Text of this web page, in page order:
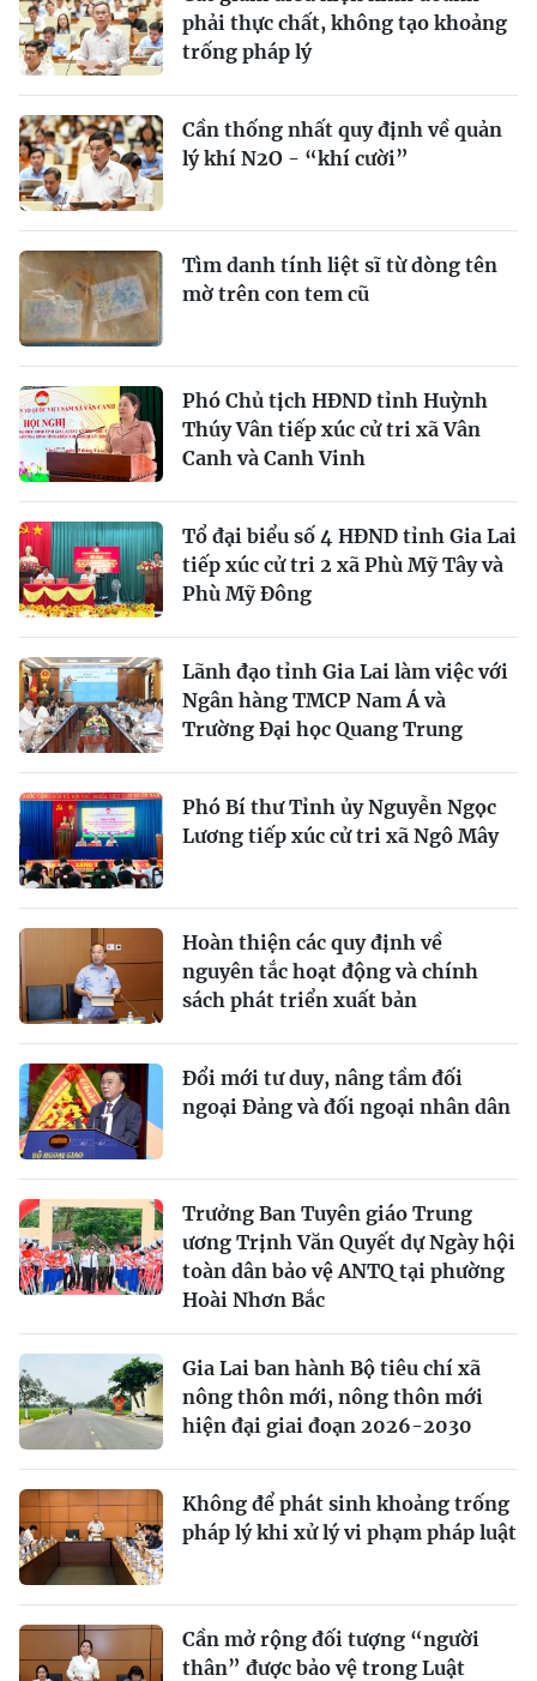
phải thực chất, không tạo khoảng
trống pháp lý
Cần thống nhất quy định về quản
lý khí N2O - “khí cười”
Tìm danh tính liệt sĩ từ dòng tên
mờ trên con tem cũ
Phó Chủ tịch HĐND tỉnh Huỳnh
Thúy Vân tiếp xúc cử tri xã Vân
Canh và Canh Vinh
Tổ đại biểu số 4 HĐND tỉnh Gia Lai
tiếp xúc cử tri 2 xã Phù Mỹ Tây và
Phù Mỹ Đông
Lãnh đạo tỉnh Gia Lai làm việc với
Ngân hàng TMCP Nam Á và
Trường Đại học Quang Trung
Phó Bí thư Tỉnh ủy Nguyễn Ngọc
Lương tiếp xúc cử tri xã Ngô Mây
Hoàn thiện các quy định về
nguyên tắc hoạt động và chính
sách phát triển xuất bản
Đổi mới tư duy, nâng tầm đối
ngoại Đảng và đối ngoại nhân dân
Trưởng Ban Tuyên giáo Trung
ương Trịnh Văn Quyết dự Ngày hội
toàn dân bảo vệ ANTQ tại phường
Hoài Nhơn Bắc
Gia Lai ban hành Bộ tiêu chí xã
nông thôn mới, nông thôn mới
hiện đại giai đoạn 2026-2030
Không để phát sinh khoảng trống
pháp lý khi xử lý vi phạm pháp luật
Cần mở rộng đối tượng “người
thân” được bảo vệ trong Luật